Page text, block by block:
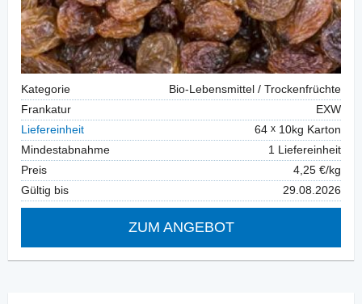
Kategorie
Bio-Lebensmittel / Trockenfrüchte
Frankatur
EXW
Liefereinheit
64
10kg Karton
Mindestabnahme
1 Liefereinheit
Preis
4,25 €/kg
Gültig bis
29.08.2026
ZUM ANGEBOT